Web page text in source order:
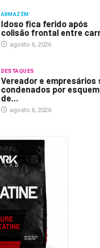
ARMAZÉM
Idoso fica ferido após
colisão frontal entre
agosto 6, 2026
DESTAQUES
Vereador e empresários
condenados por
de...
agosto 6, 2026